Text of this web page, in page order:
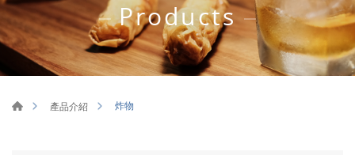
Products
產品介紹 炸物